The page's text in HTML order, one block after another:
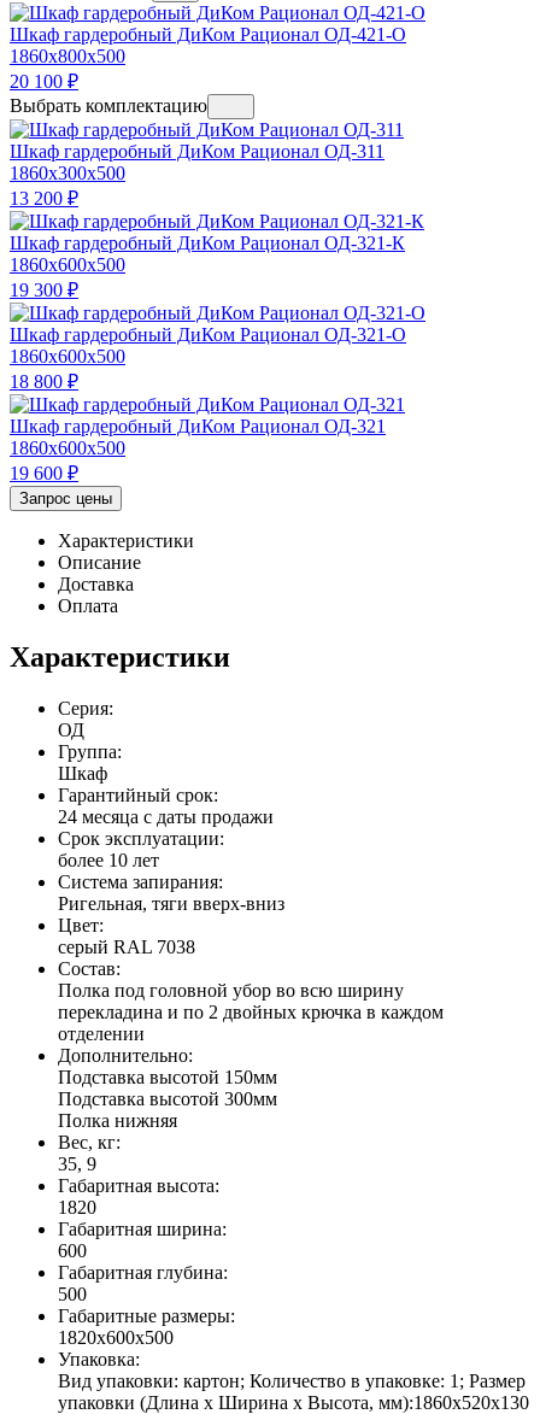
Шкаф гардеробный ДиКом Рационал ОД-421-О
1860x800x500
20 100 ₽
Выбрать комплектацию
Шкаф гардеробный ДиКом Рационал ОД-311
1860x300x500
13 200 ₽
Шкаф гардеробный ДиКом Рационал ОД-321-К
1860x600x500
19 300 ₽
Шкаф гардеробный ДиКом Рационал ОД-321-О
1860x600x500
18 800 ₽
Шкаф гардеробный ДиКом Рационал ОД-321
1860x600x500
19 600 ₽
Запрос цены
Характеристики
Описание
Доставка
Оплата
Характеристики
Серия:
ОД
Группа:
Шкаф
Гарантийный срок:
24 месяца с даты продажи
Срок эксплуатации:
более 10 лет
Система запирания:
Ригельная, тяги вверх-вниз
Цвет:
серый RAL 7038
Состав:
Полка под головной убор во всю ширину
перекладина и по 2 двойных крючка в каждом
отделении
Дополнительно:
Подставка высотой 150мм
Подставка высотой 300мм
Полка нижняя
Вес, кг:
35, 9
Габаритная высота:
1820
Габаритная ширина:
600
Габаритная глубина:
500
Габаритные размеры:
1820x600x500
Упаковка:
Вид упаковки: картон; Количество в упаковке: 1; Размер
упаковки (Длина х Ширина х Высота, мм):1860х520х130